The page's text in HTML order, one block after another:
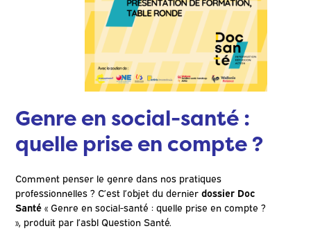
Genre en social-santé :
quelle prise en compte ?
Comment penser le genre dans nos pratiques
professionnelles ? C’est l’objet du dernierdossier Doc
Santé « Genre en social-santé : quelle prise en compte ?
», produit par l’asbl Question Santé.